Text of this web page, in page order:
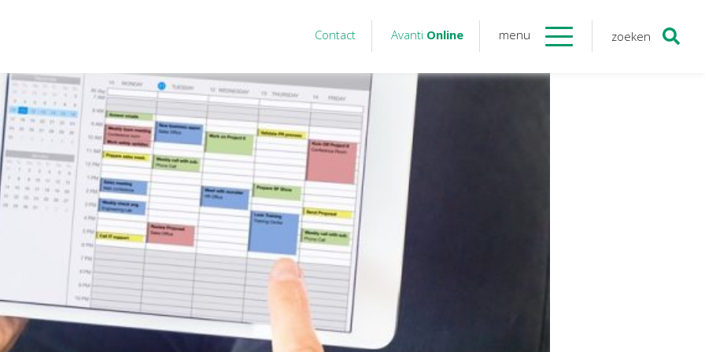
Contact Avanti Online menu zoeken
personeel
advies
Purmerend
Nieuws&informatie
Nieuwsbrief
Nieuwsoverzicht
Handige links
Downloads
Contact